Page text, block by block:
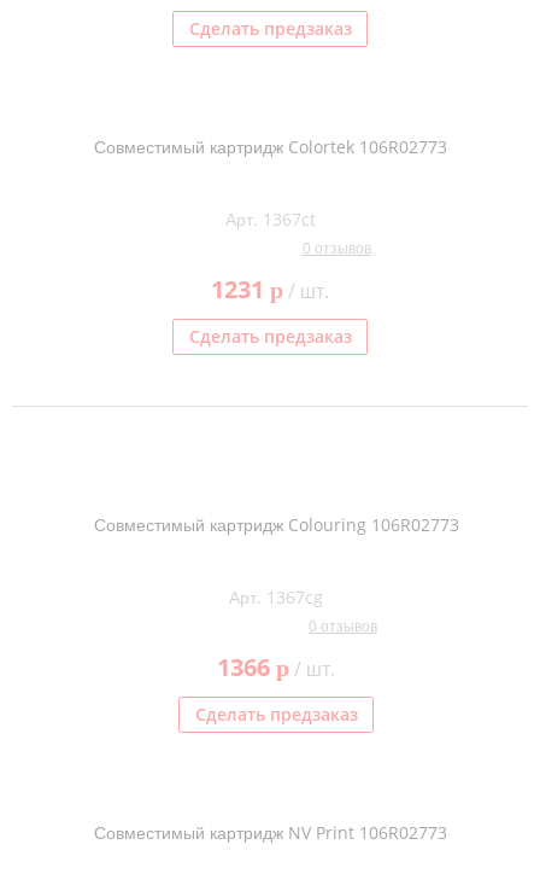
Сделать предзаказ
Совместимый картридж Colortek 106R02773
Арт. 1367ct
0 отзывов
1231 p/ шт.
Сделать предзаказ
Совместимый картридж Colouring 106R02773
Арт. 1367cg
0 отзывов
1366 p/ шт.
Сделать предзаказ
Совместимый картридж NV Print 106R02773